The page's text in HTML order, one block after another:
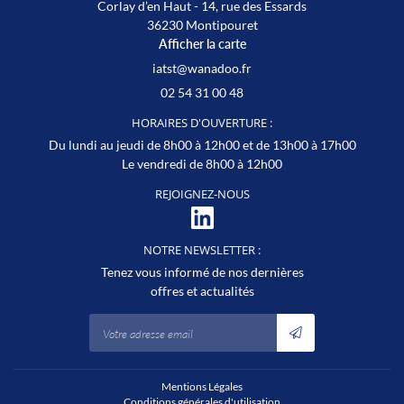
Corlay d’en Haut - 14, rue des Essards
36230 Montipouret
Afficher la carte
02 54 31 00 48
HORAIRES D'OUVERTURE :
Du lundi au jeudi de 8h00 à 12h00 et de 13h00 à 17h00
Le vendredi de 8h00 à 12h00
REJOIGNEZ-NOUS
NOTRE NEWSLETTER :
Tenez vous informé de nos dernières
offres et actualités
Mentions Légales